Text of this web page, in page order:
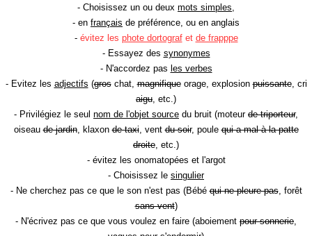
- Choisissez un ou deux mots simples
- en français de préférence, ou en anglais
- évitez les phote dortografet de frapppe
- Essayez des synonymes
- N'accordez pas les verbes
- Evitez les adjectifs (groschat,magnifiqueorage, explosionpuissante, cri
aigu , etc.)
- Privilégiez le seul nom de l'objet source du bruit (moteur de triporteur,
oiseaude jardin, klaxonde taxi, ventdu soir, poulequi a mal à la patte
droite , etc.)
- évitez les onomatopées et l'argot
- Choisissez le singulier
- Ne cherchez pas ce que le son n'est pas (Bébéqui ne pleure pas, forêt
sans vent)
- N'écrivez pas ce que vous voulez en faire (aboiement pour sonnerie